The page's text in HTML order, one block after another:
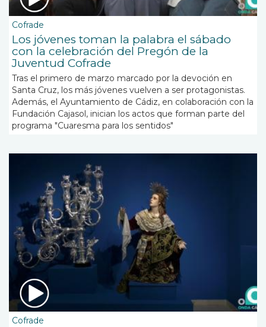
Cofrade
Los jóvenes toman la palabra el sábado
con la celebración del Pregón de la
Juventud Cofrade
Tras el primero de marzo marcado por la devoción en
Santa Cruz, los más jóvenes vuelven a ser protagonistas.
Además, el Ayuntamiento de Cádiz, en colaboración con la
Fundación Cajasol, inician los actos que forman parte del
programa "Cuaresma para los sentidos"
Cofrade